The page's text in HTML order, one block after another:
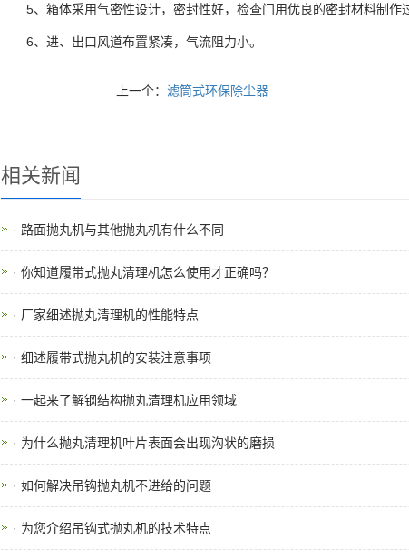
5、箱体采用气密性设计，密封性好，检查门用优良的密封材料制作
6、进、出口风道布置紧凑，气流阻力小。
上一个：滤筒式环保除尘器
相关新闻
· 路面抛丸机与其他抛丸机有什么不同
· 你知道履带式抛丸清理机怎么使用才正确吗？
· 厂家细述抛丸清理机的性能特点
· 细述履带式抛丸机的安装注意事项
· 一起来了解钢结构抛丸清理机应用领域
· 为什么抛丸清理机叶片表面会出现沟状的磨损
· 如何解决吊钩抛丸机不进给的问题
· 为您介绍吊钩式抛丸机的技术特点